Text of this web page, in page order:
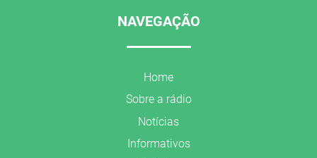
NAVEGAÇÃO
Home
Sobre a rádio
Notícias
Informativos